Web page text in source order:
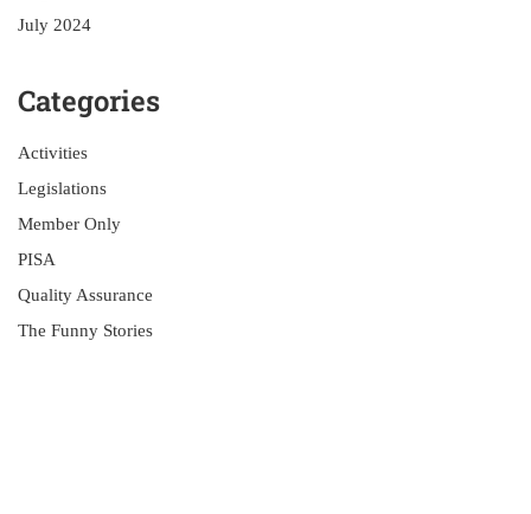
July 2024
Categories
Activities
Legislations
Member Only
PISA
Quality Assurance
The Funny Stories